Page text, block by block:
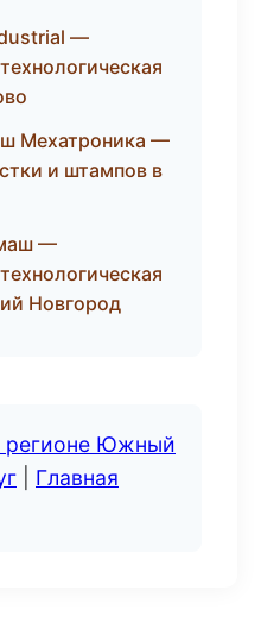
—
Мехатроника —
и штампов в
—
Новгород
регионе Южный
Главная